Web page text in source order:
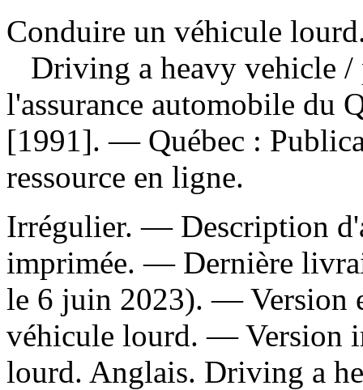
Conduire un véhicule
Driving a heavy vehicle /
l'assurance automobile du
[1991]. — Québec :
ressource en ligne.
Irrégulier. — Description
imprimée. — Dernière
le 6 juin 2023). —Version
véhicule lourd. —Version
lourd. Anglais. Driving a